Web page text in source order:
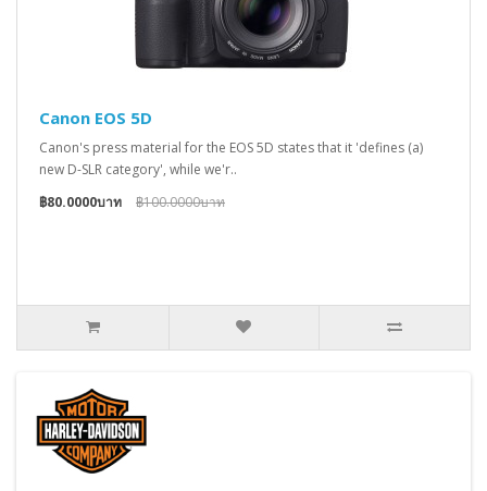
Canon EOS 5D
Canon's press material for the EOS 5D states that it 'defines (a)
new D-SLR category', while we'r..
฿80.0000บาท
฿100.0000บาท